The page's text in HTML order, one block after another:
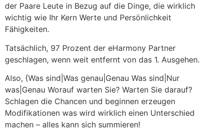
der Paare Leute in Bezug auf die Dinge, die wirklich
wichtig wie Ihr Kern Werte und Persönlichkeit
Fähigkeiten.
Tatsächlich, 97 Prozent der eHarmony Partner
geschlagen, wenn weit entfernt von das 1. Ausgehen.
Also, {Was sind|Was genau|Genau Was sind|Nur
was|Genau Worauf warten Sie? Warten Sie darauf?
Schlagen die Chancen und beginnen erzeugen
Modifikationen was wird wirklich einen Unterschied
machen – alles kann sich summieren!